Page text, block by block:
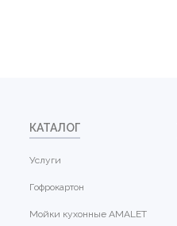
КАТАЛОГ
Услуги
Гофрокартон
Мойки кухонные AMALET